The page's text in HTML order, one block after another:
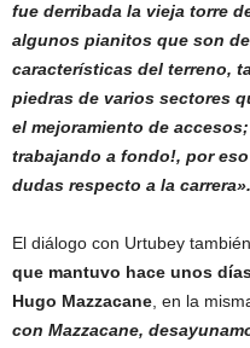
fue derribada la vieja torre
algunos pianitos que son
características del terreno,
piedras de varios sectores
el mejoramiento de
trabajando a fondo!, por
dudas respecto a la carrera».
El diálogo con Urtubey
que mantuvo hace unos
Hugo Mazzacane , en la
con Mazzacane,